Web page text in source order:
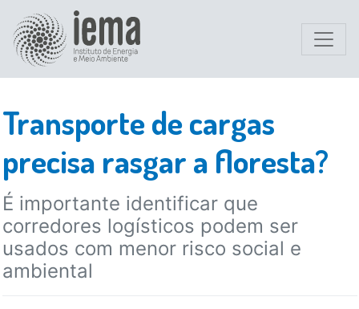
Transporte de cargas
precisa rasgar a floresta?
É importante identificar que
corredores logísticos podem ser
usados com menor risco social e
ambiental